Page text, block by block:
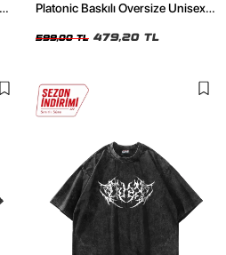
Platonic Baskılı Oversize Unisex
599,00 TL 479,20 TL